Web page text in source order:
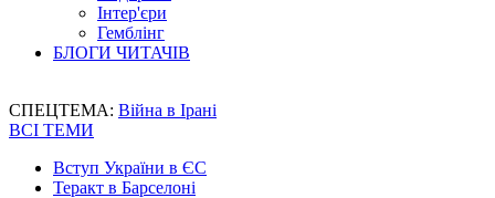
Інтер'єри
Гемблінг
БЛОГИ ЧИТАЧІВ
СПЕЦТЕМА: Війна в Ірані
ВСІ ТЕМИ
Вступ України в ЄС
Теракт в Барселоні